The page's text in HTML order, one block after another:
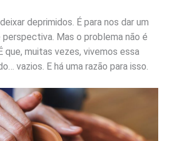
deprimidos. É para nos dar um
Mas o problema não é
que, muitas vezes, vivemos essa
vazios. E há uma razão para isso.